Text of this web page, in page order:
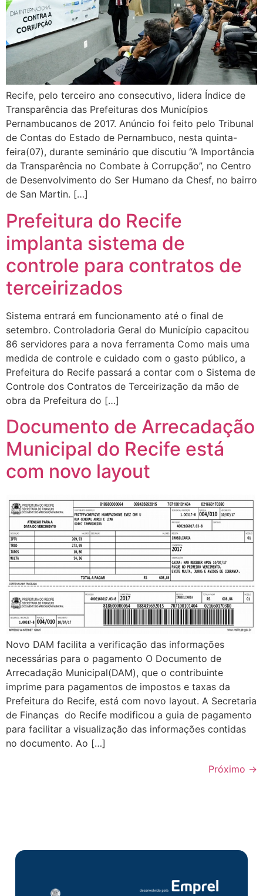
Recife, pelo terceiro ano consecutivo, lidera Índice de
Transparência das Prefeituras dos Municípios
Pernambucanos de 2017. Anúncio foi feito pelo Tribunal
de Contas do Estado de Pernambuco, nesta quinta-
feira(07), durante seminário que discutiu “A Importância
da Transparência no Combate à Corrupção”, no Centro
de Desenvolvimento do Ser Humano da Chesf, no bairro
de San Martin. […]
Prefeitura do Recife
implanta sistema de
controle para contratos de
terceirizados
Sistema entrará em funcionamento até o final de
setembro. Controladoria Geral do Município capacitou
86 servidores para a nova ferramenta Como mais uma
medida de controle e cuidado com o gasto público, a
Prefeitura do Recife passará a contar com o Sistema de
Controle dos Contratos de Terceirização da mão de
obra da Prefeitura do […]
Documento de Arrecadação
Municipal do Recife está
com novo layout
Novo DAM facilita a verificação das informações
necessárias para o pagamento O Documento de
Arrecadação Municipal(DAM), que o contribuinte
imprime para pagamentos de impostos e taxas da
Prefeitura do Recife, está com novo layout. A Secretaria
de Finanças do Recife modificou a guia de pagamento
para facilitar a visualização das informações contidas
no documento. Ao […]
Próximo →